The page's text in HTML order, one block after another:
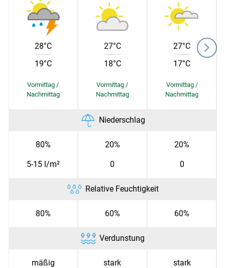
Skip to main content
28°C
19°C
27°C
18°C
27°C
17°C
Niederschlag
80%
5-15 l/m²
20%
0
20%
0
Relative Feuchtigkeit
80% 60% 60%
Verdunstung
mäßig stark stark